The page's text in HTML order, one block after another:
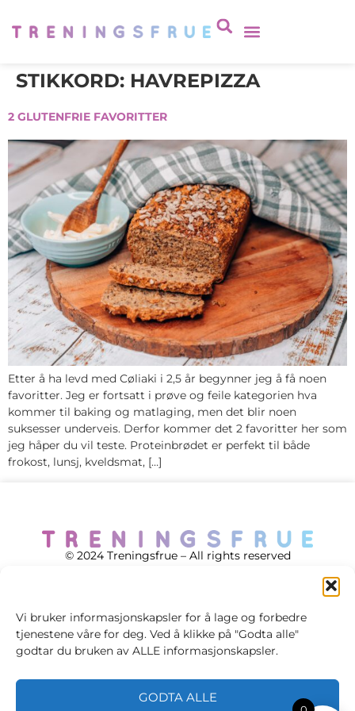
Vi bruker informasjonskapsler for å lage og forbedre
tjenestene våre for deg. Ved å klikke på "Godta alle"
godtar du bruken av ALLE informasjonskapsler.
GODTA ALLE
STIKKORD: HAVREPIZZA
2 GLUTENFRIE FAVORITTER
Etter å ha levd med Cøliaki i 2,5 år begynner jeg å få noen
favoritter. Jeg er fortsatt i prøve og feile kategorien hva
kommer til baking og matlaging, men det blir noen
suksesser underveis. Derfor kommer det 2 favoritter her som
jeg håper du vil teste. Proteinbrødet er perfekt til både
frokost, lunsj, kveldsmat, […]
© 2024 Treningsfrue – All rights reserved
Cookie policy
Personvernsvilkår